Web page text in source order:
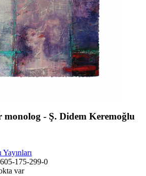
- Ş. Didem Keremoğlu
175-299-0
var